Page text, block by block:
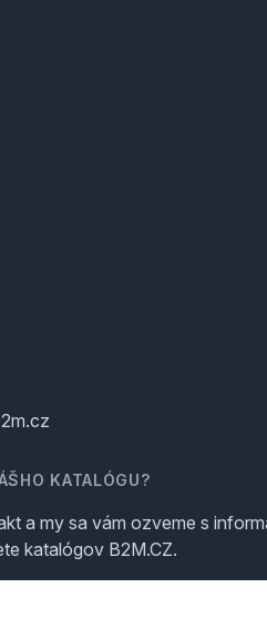
KATALÓGU?
a my sa vám ozveme s
katalógov B2M.CZ.